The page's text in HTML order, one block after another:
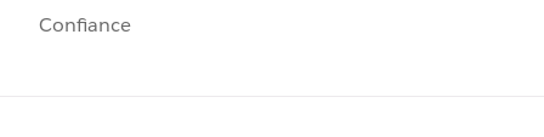
Confiance